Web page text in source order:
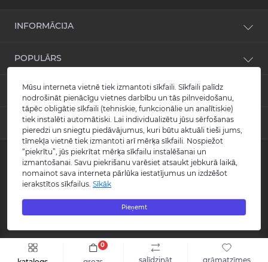
salīdzināt grāmatzīmes
0
INFORMĀCIJA
Atsauksmes
Vietnes karte
Ražotāji
Īpašais piedāvājums
POPULĀRS
Izlietnes
Vannas
Maisītāji
Tualetes podi
Dušas
Aksesuāri
Guild kolekcija
KONTAKTI UN ADRESE
info@burlington.eu
P. 09:00 - 17:00
O. 09:00 - 17:00
T. 09:00 - 17:00
C. 09:00 - 17:00
P. 09:00 - 17:00
S.-Sv. Slēgts
MESENDŽERI
WhatsApp
Messenger
Copyright © 2008 - 2026 SIA "Burlington" - Visas tiesības aizsargātas.
Reģistrācijas numurs: 40003988866
Visas cenas norādītas bez PVN.
Mūsu interneta vietnē tiek izmantoti sīkfaili. Sīkfaili palīdz
nodrošināt pienācīgu vietnes darbību un tās pilnveidošanu,
tāpēc obligātie sīkfaili (tehniskie, funkcionālie un analītiskie)
tiek instalēti automātiski. Lai individualizētu jūsu sērfošanas
pieredzi un sniegtu piedāvājumus, kuri būtu aktuāli tieši jums,
tīmekļa vietnē tiek izmantoti arī mērķa sīkfaili. Nospiežot
“piekrītu”, jūs piekrītat mērķa sīkfailu instalēšanai un
izmantošanai. Savu piekrišanu varēsiet atsaukt jebkurā laikā,
nomainot sava interneta pārlūka iestatījumus un izdzēšot
ierakstītos sīkfailus. Sīkāk
Pieņemt